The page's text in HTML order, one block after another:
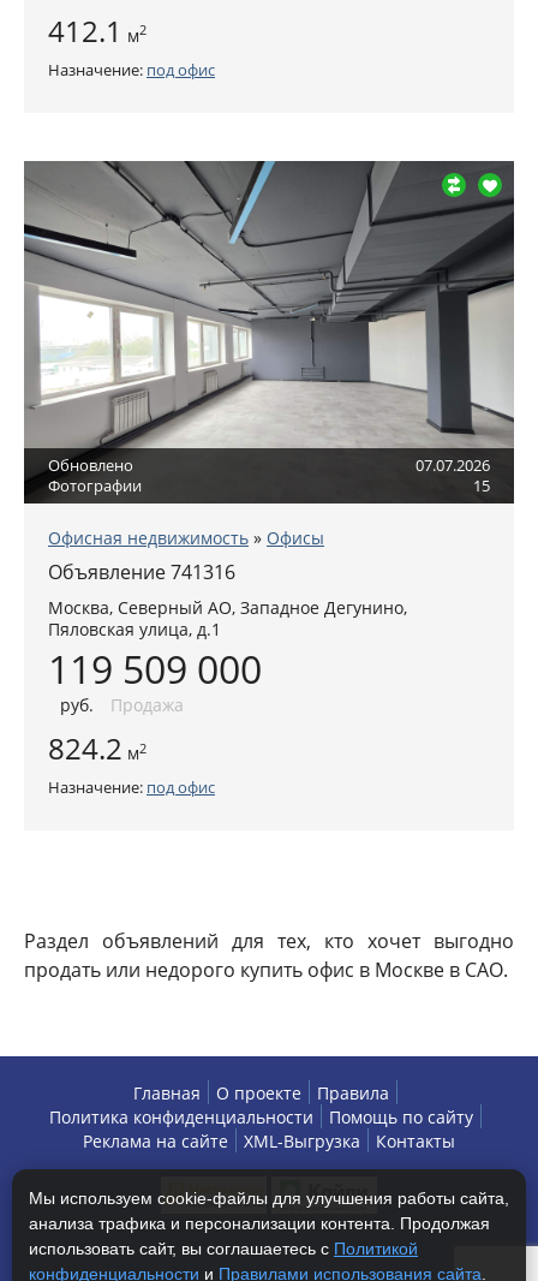
412.1 м2
Назначение: под офис
Обновлено
07.07.2026
Фотографии
15
Офисная недвижимость » Офисы
Объявление 741316
Москва, Северный АО, Западное Дегунино,
Пяловская улица, д.1
119 509 000
руб. Продажа
824.2 м2
Назначение: под офис
Раздел объявлений для тех, кто хочет выгодно
продать или недорого купить офис в Москве в САО.
Главная О проекте
Правила
Политика конфиденциальности
Помощь по сайту
Реклама на сайте
XML-Выгрузка Контакты
Мы используем cookie-файлы для улучшения работы сайта,
анализа трафика и персонализации контента. Продолжая
использовать сайт, вы соглашаетесь с Политикой
конфиденциальности и Правилами использования сайта